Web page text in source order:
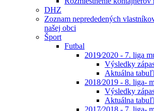
DHZ
Zoznam neprededených
našej obci
Šport
Futbal
2019⁄2020 - 7. liga
Výsledky
Aktuálna
2018⁄2019 - 8. liga-
Výsledky
Aktuálna
2017⁄2018 - 7. liga-